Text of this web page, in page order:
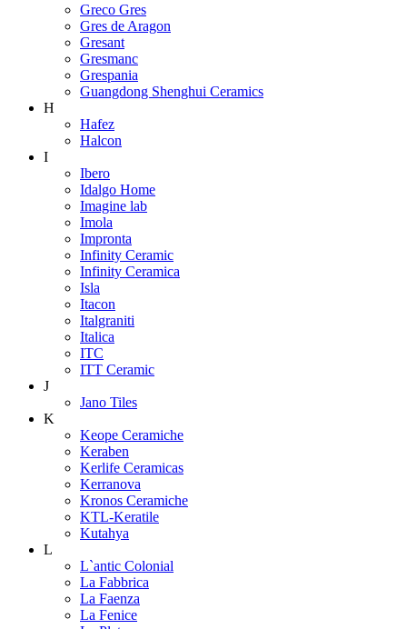
Greco Gres
Gres de Aragon
Gresant
Gresmanc
Grespania
Guangdong Shenghui Ceramics
H
Hafez
Halcon
I
Ibero
Idalgo Home
Imagine lab
Imola
Impronta
Infinity Ceramic
Infinity Ceramica
Isla
Itacon
Italgraniti
Italica
ITC
ITT Ceramic
J
Jano Tiles
K
Keope Ceramiche
Keraben
Kerlife Ceramicas
Kerranova
Kronos Ceramiche
KTL-Keratile
Kutahya
L
L`antic Colonial
La Fabbrica
La Faenza
La Fenice